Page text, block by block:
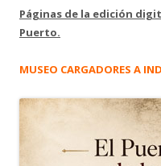
Páginas de la edición
Puerto.
MUSEO CARGADORES A